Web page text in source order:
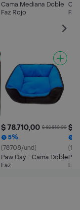
Cama Mediana Doble
Faz Rojo
$ 78.710,00 $ 82.850,00
5%
(78708/und)
Paw Day - Cama Doble
Faz
$